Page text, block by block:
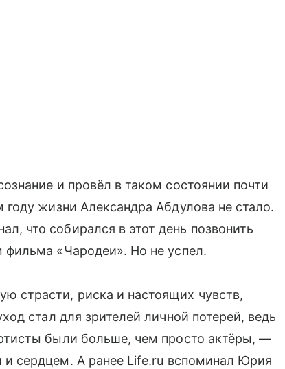
и провёл в таком состоянии почти
жизни Александра Абдулова не стало.
что собирался в этот день позвонить
фильма «Чародеи». Но не успел.
страсти, риска и настоящих чувств,
стал для зрителей личной потерей, ведь
были больше, чем просто актёры, —
сердцем. А ранее Life.ru вспоминал Юрия